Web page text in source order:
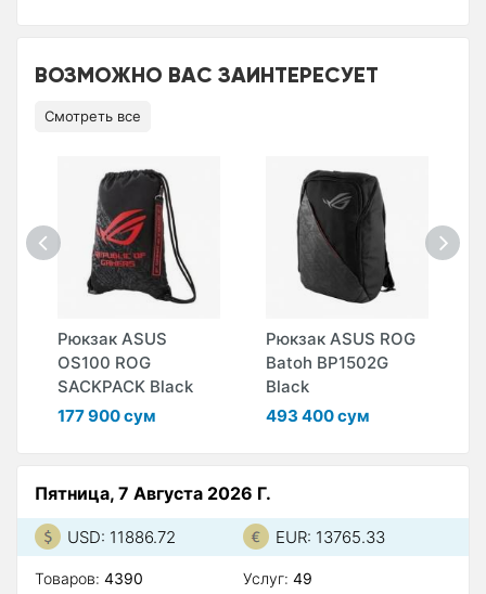
ВОЗМОЖНО ВАС ЗАИНТЕРЕСУЕТ
Смотреть все
Рюкзак ASUS
OS100 ROG
SACKPACK Black
177 900 сум
Рюкзак ASUS ROG
Batoh BP1502G
Black
493 400 сум
Пятница, 7 Августа 2026 Г.
USD: 11886.72 EUR: 13765.33
Товаров: 4390
Услуг: 49